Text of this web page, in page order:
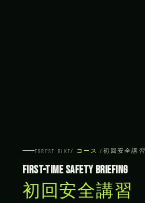
FOREST BIKE/ コース /初回安全講習
First-Time Safety Briefing
初回安全講習